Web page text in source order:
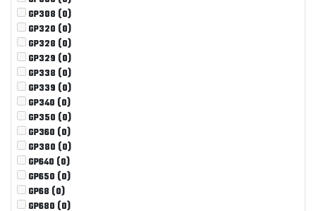
GP308 (0)
GP320 (0)
GP328 (0)
GP329 (0)
GP338 (0)
GP339 (0)
GP340 (0)
GP350 (0)
GP360 (0)
GP380 (0)
GP640 (0)
GP650 (0)
GP68 (0)
GP680 (0)